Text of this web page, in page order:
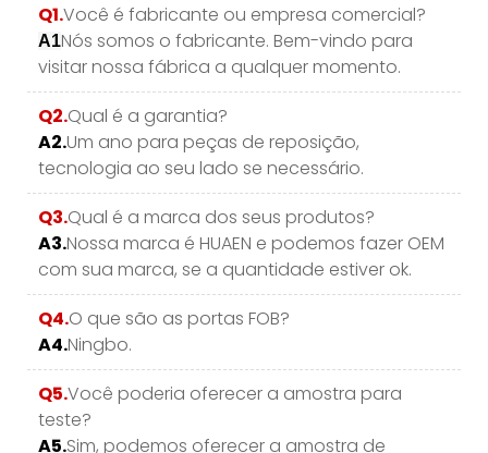
Q1.Você é fabricante ou empresa comercial?
A1Nós somos o fabricante. Bem-vindo para
visitar nossa fábrica a qualquer momento.
Q2.Qual é a garantia?
A2.Um ano para peças de reposição,
tecnologia ao seu lado se necessário.
Q3.Qual é a marca dos seus produtos?
A3.Nossa marca é HUAEN e podemos fazer OEM
com sua marca, se a quantidade estiver ok.
Q4.O que são as portas FOB?
A4.Ningbo.
Q5.Você poderia oferecer a amostra para
teste?
A5.Sim, podemos oferecer a amostra de